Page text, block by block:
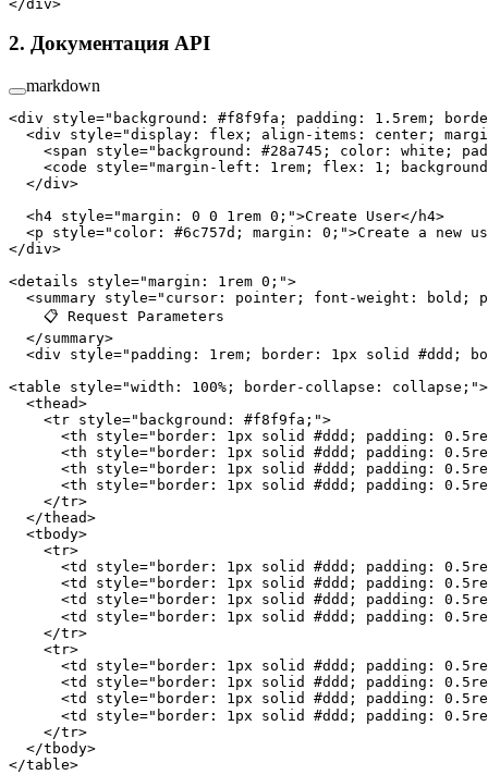
</div>
2. Документация API
markdown
<div style="background: #f8f9fa; padding: 1.5rem;
  <
div style="display: flex; align-items: center;
    <
span style="background: #28a745; color: white;
    <
code style="margin-left: 1rem; flex: 1;
  </
div>
  <
h4 style="margin: 0 0 1rem 0;">Create User</ h4>
  <
p style="color: #6c757d; margin: 0;">Create a new
</div>
<details style="margin: 1rem 0;">
  <
summary style="cursor: pointer; font-weight: bold;
    📋 Request Parameters
  </
summary>
  <
div style="padding: 1rem; border: 1px solid #ddd;
<table style="width: 100%; border-collapse: collapse;">
  <
thead>
    <
tr style="background: #f8f9fa;">
      <
th style="border: 1px solid #ddd; padding:
      <
th style="border: 1px solid #ddd; padding:
      <
th style="border: 1px solid #ddd; padding:
      <
th style="border: 1px solid #ddd; padding:
    </
tr>
  </
thead>
  <
tbody>
    <
tr>
      <
td style="border: 1px solid #ddd; padding:
      <
td style="border: 1px solid #ddd; padding:
      <
td style="border: 1px solid #ddd; padding:
      <
td style="border: 1px solid #ddd; padding:
    </
tr>
    <
tr>
      <
td style="border: 1px solid #ddd; padding:
      <
td style="border: 1px solid #ddd; padding:
      <
td style="border: 1px solid #ddd; padding:
      <
td style="border: 1px solid #ddd; padding:
    </
tr>
  </
tbody>
</table>